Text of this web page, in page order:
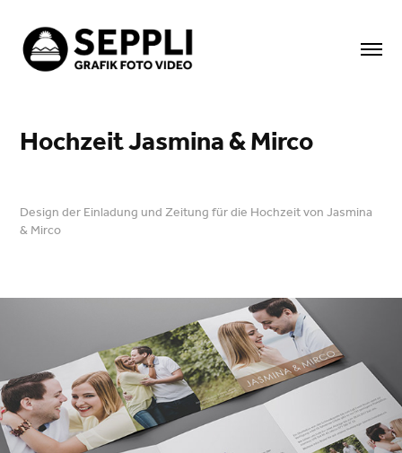
Hochzeit Jasmina & Mirco
Design der Einladung und Zeitung für die Hochzeit von Jasmina
& Mirco